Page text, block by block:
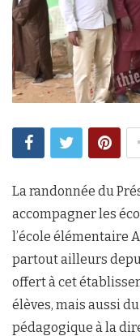
La randonnée du
accompagner les
l’école élémentaire
partout ailleurs
offert à cet
élèves, mais aussi
pédagogique à la